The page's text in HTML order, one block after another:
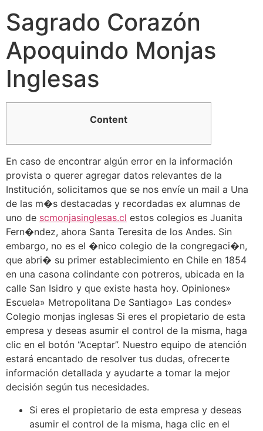
Sagrado Corazón
Apoquindo Monjas
Inglesas
Content
En caso de encontrar algún error en la información
provista o querer agregar datos relevantes de la
Institución, solicitamos que se nos envíe un mail a Una
de las m�s destacadas y recordadas ex alumnas de
uno de scmonjasinglesas.cl estos colegios es Juanita
Fern�ndez, ahora Santa Teresita de los Andes. Sin
embargo, no es el �nico colegio de la congregaci�n,
que abri� su primer establecimiento en Chile en 1854
en una casona colindante con potreros, ubicada en la
calle San Isidro y que existe hasta hoy. Opiniones»
Escuela» Metropolitana De Santiago» Las condes»
Colegio monjas inglesas Si eres el propietario de esta
empresa y deseas asumir el control de la misma, haga
clic en el botón “Aceptar”. Nuestro equipo de atención
estará encantado de resolver tus dudas, ofrecerte
información detallada y ayudarte a tomar la mejor
decisión según tus necesidades.
Si eres el propietario de esta empresa y deseas
asumir el control de la misma, haga clic en el